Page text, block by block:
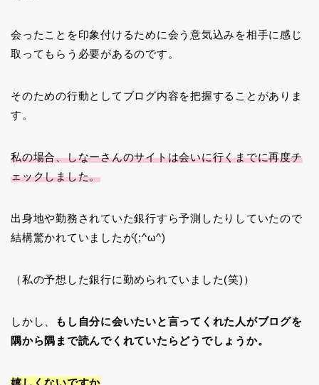
会ったことを印象付けるために会う意気込みを相手に感じ
取ってもらう必要があるのです。
そのための行動としてブログ内容を把握することがありま
す。
私の場合、しなーさんのサイトは会いに行くまでに再度チ
ェックしました。
出身地や勤務されていた銀行すら予測したりしていたので
結構驚かれていましたが(;^ω^)
（私の予想した銀行に勤められていました(笑)）
しかし、
もし自分に会いたいと言ってくれた人がブログを
隅から隅まで読んでくれていたらどうでしょうか。